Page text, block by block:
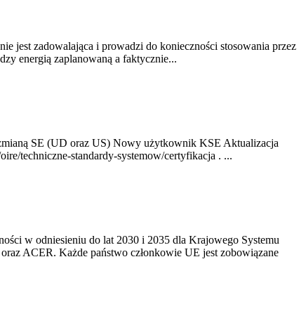
jest zadowalająca i prowadzi do konieczności stosowania przez
energią zaplanowaną a faktycznie...
SE (UD oraz US) Nowy użytkownik KSE Aktualizacja
techniczne-standardy-systemow/certyfikacja . ...
w odniesieniu do lat 2030 i 2035 dla Krajowego Systemu
ACER. Każde państwo członkowie UE jest zobowiązane